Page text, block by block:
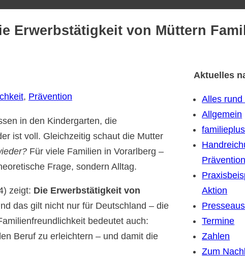
Erwerbstätigkeit von Müttern
, Prävention
in den Kindergarten, die
ist voll. Gleichzeitig schaut die Mutter
Für viele Familien in Vorarlberg –
Frage, sondern Alltag.
zeigt: Die Erwerbstätigkeit von
das gilt nicht nur für Deutschland – die
bedeutet auch:
Beruf zu erleichtern – und damit die
Aktuelles
Alles rund
Allgemein
Aktion
Termine
Zahlen
Zum